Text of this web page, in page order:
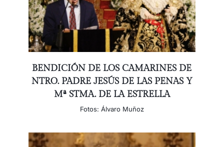
BENDICIÓN DE LOS CAMARINES DE
NTRO. PADRE JESÚS DE LAS PENAS Y
Mª STMA. DE LA ESTRELLA
Fotos: Álvaro Muñoz